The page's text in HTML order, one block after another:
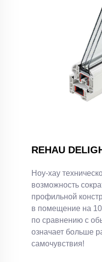
REHAU
Ноу-хау
возможность
профильной
в помещение на
по сравнению с
означает больше
самочувствия!